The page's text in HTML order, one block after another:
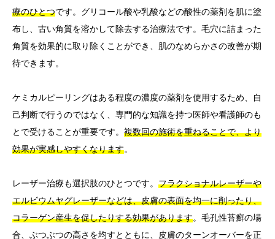
療のひとつです。グリコール酸や乳酸などの酸性の薬剤を肌に塗
布し、古い角質を溶かして除去する治療法です。毛穴に詰まった
角質を効果的に取り除くことができ、肌のなめらかさの改善が期
待できます。
ケミカルピーリングはある程度の濃度の薬剤を使用するため、自
己判断で行うのではなく、専門的な知識を持つ医師や看護師のも
とで受けることが重要です。 複数回の施術を重ねることで、より
効果が実感しやすくなります。
レーザー治療も選択肢のひとつです。 フラクショナルレーザーや
エルビウムヤグレーザーなどは、皮膚の表面を均一に削ったり、
コラーゲン産生を促したりする効果があります。毛孔性苔癬の場
合、ぶつぶつの高さを均すとともに、皮膚のターンオーバーを正